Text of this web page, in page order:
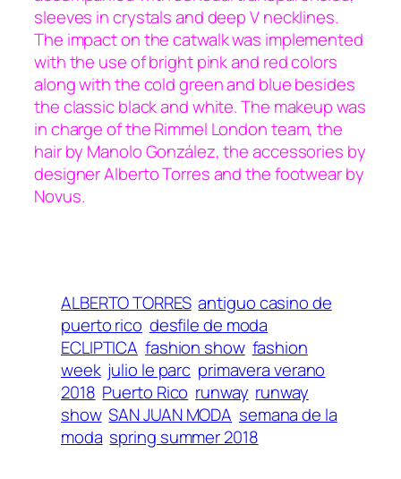
sleeves in crystals and deep V necklines.
The impact on the catwalk was implemented
with the use of bright pink and red colors
along with the cold green and blue besides
the classic black and white. The makeup was
in charge of the Rimmel London team, the
hair by Manolo González, the accessories by
designer Alberto Torres and the footwear by
Novus.
ALBERTO TORRES antiguo casino de
puerto rico desfile de moda
ECLIPTICA fashion show fashion
week julio le parc primavera verano
2018 Puerto Rico runway runway
show SAN JUAN MODA semana de la
moda spring summer 2018